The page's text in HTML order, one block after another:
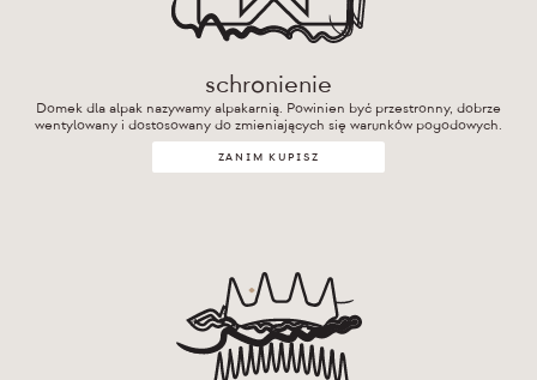
schronienie
Domek dla alpak nazywamy alpakarnią. Powinien być przestronny, dobrze
wentylowany i dostosowany do zmieniających się warunków pogodowych.
ZANIM KUPISZ